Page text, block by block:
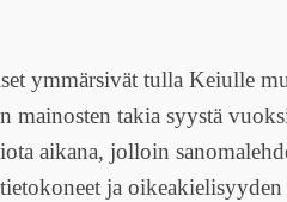
ymmärsivät tulla Keiulle
mainosten takia syystä
aikana, jolloin
ja oikeakielisyyden